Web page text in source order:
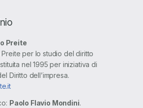
Preite
Preite per lo studio del diritto
nel 1995 per iniziativa di
Diritto dell’impresa.
Paolo Flavio Mondini.